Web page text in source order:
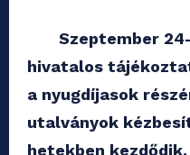
Szeptember 24-
hivatalos
a nyugdíjasok
utalványok
hetekben